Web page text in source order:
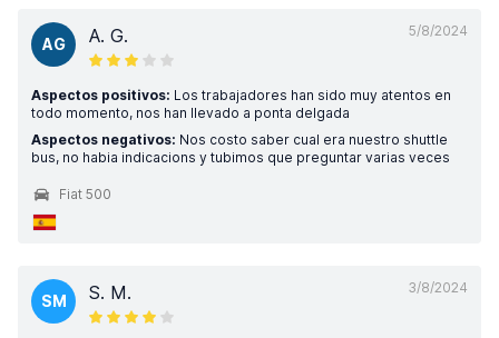
5/8/2024
AG A. G.
Aspectos positivos: Los trabajadores han sido muy atentos en
todo momento, nos han llevado a ponta delgada
Aspectos negativos: Nos costo saber cual era nuestro shuttle
bus, no habia indicacions y tubimos que preguntar varias veces
Fiat 500
3/8/2024
SM S. M.